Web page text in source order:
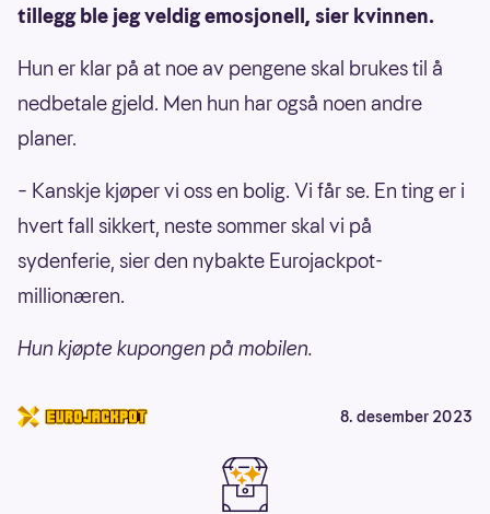
tillegg ble jeg veldig emosjonell, sier kvinnen.
Hun er klar på at noe av pengene skal brukes til å
nedbetale gjeld. Men hun har også noen andre
planer.
– Kanskje kjøper vi oss en bolig. Vi får se. En ting er i
hvert fall sikkert, neste sommer skal vi på
sydenferie, sier den nybakte Eurojackpot-
millionæren.
Hun kjøpte kupongen på mobilen.
8. desember 2023